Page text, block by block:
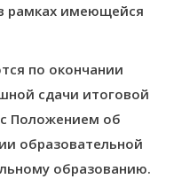
рамках имеющейся
по окончании
сдачи итоговой
Положением об
образовательной
образованию.